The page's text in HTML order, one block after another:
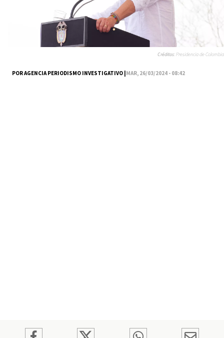
POR AGENCIA PERIODISMO INVESTIGATIVO |MAR, 26/03/2024 - 08:42
Créditos:Presidencia de Colombia